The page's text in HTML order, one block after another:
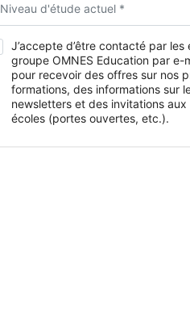
Niveau d'étude actuel *
J’accepte d’être contacté par
groupe OMNES Education par e-
pour recevoir des offres sur nos
formations, des informations sur
newsletters et des invitations
écoles (portes ouvertes, etc.).